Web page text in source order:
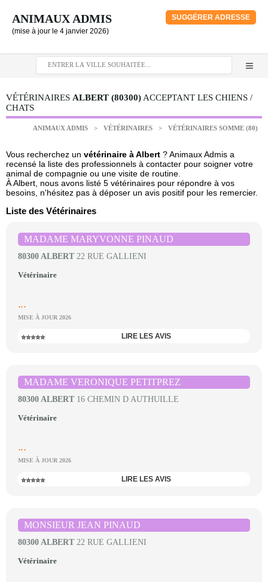
ANIMAUX ADMIS
(mise à jour le 4 janvier 2026)
SUGGÉRER ADRESSE
VÉTÉRINAIRES ALBERT (80300) ACCEPTANT LES CHIENS /
CHATS
ANIMAUX ADMIS > VÉTÉRINAIRES > VÉTÉRINAIRES SOMME (80)
Vous recherchez un vétérinaire à Albert ? Animaux Admis a
recensé la liste des professionnels à contacter pour soigner votre
animal de compagnie ou une visite de routine.
À Albert, nous avons listé 5 vétérinaires pour répondre à vos
besoins, n'hésitez pas à déposer un avis positif pour les remercier.
Liste des Vétérinaires
MADAME MARYVONNE PINAUD
80300 ALBERT 22 RUE GALLIENI
Vétérinaire
...
MISE À JOUR 2026
⭐⭐⭐⭐⭐ LIRE LES AVIS
MADAME VERONIQUE PETITPREZ
80300 ALBERT 16 CHEMIN D AUTHUILLE
Vétérinaire
...
MISE À JOUR 2026
⭐⭐⭐⭐⭐ LIRE LES AVIS
MONSIEUR JEAN PINAUD
80300 ALBERT 22 RUE GALLIENI
Vétérinaire